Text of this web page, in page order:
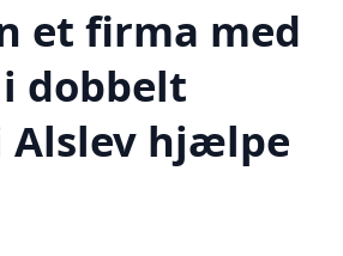
et firma med
dobbelt
Alslev hjælpe